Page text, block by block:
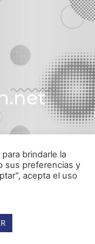
brindarle la
sus preferencias y
acepta el uso